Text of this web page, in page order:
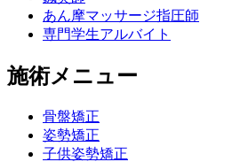
あん摩マッサージ指圧師
専門学生アルバイト
施術メニュー
骨盤矯正
姿勢矯正
子供姿勢矯正